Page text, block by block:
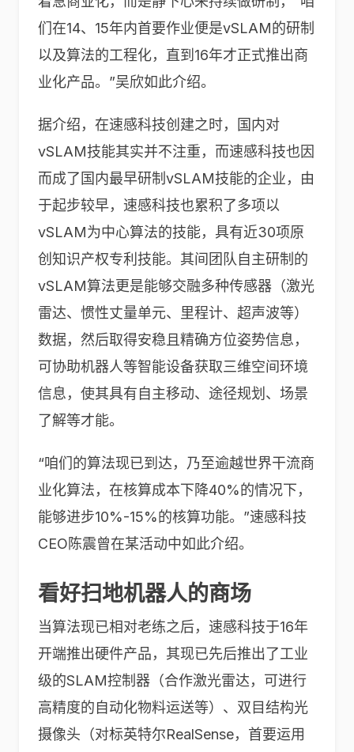
们在14、15年内首要作业便是vSLAM的研制
以及算法的工程化，直到16年才正式推出商
业化产品。”吴欣如此介绍。
据介绍，在速感科技创建之时，国内对
vSLAM技能其实并不注重，而速感科技也因
而成了国内最早研制vSLAM技能的企业，由
于起步较早，速感科技也累积了多项以
vSLAM为中心算法的技能，具有近30项原
创知识产权专利技能。其间团队自主研制的
vSLAM算法更是能够交融多种传感器（激光
雷达、惯性丈量单元、里程计、超声波等）
数据，然后取得安稳且精确方位姿势信息，
可协助机器人等智能设备获取三维空间环境
信息，使其具有自主移动、途径规划、场景
了解等才能。
“咱们的算法现已到达，乃至逾越世界干流商
业化算法，在核算成本下降40%的情况下，
能够进步10%-15%的核算功能。”速感科技
CEO陈震曾在某活动中如此介绍。
看好扫地机器人的商场
当算法现已相对老练之后，速感科技于16年
开端推出硬件产品，其现已先后推出了工业
级的SLAM控制器（合作激光雷达，可进行
高精度的自动化物料运送等）、双目结构光
摄像头（对标英特尔RealSense，首要运用